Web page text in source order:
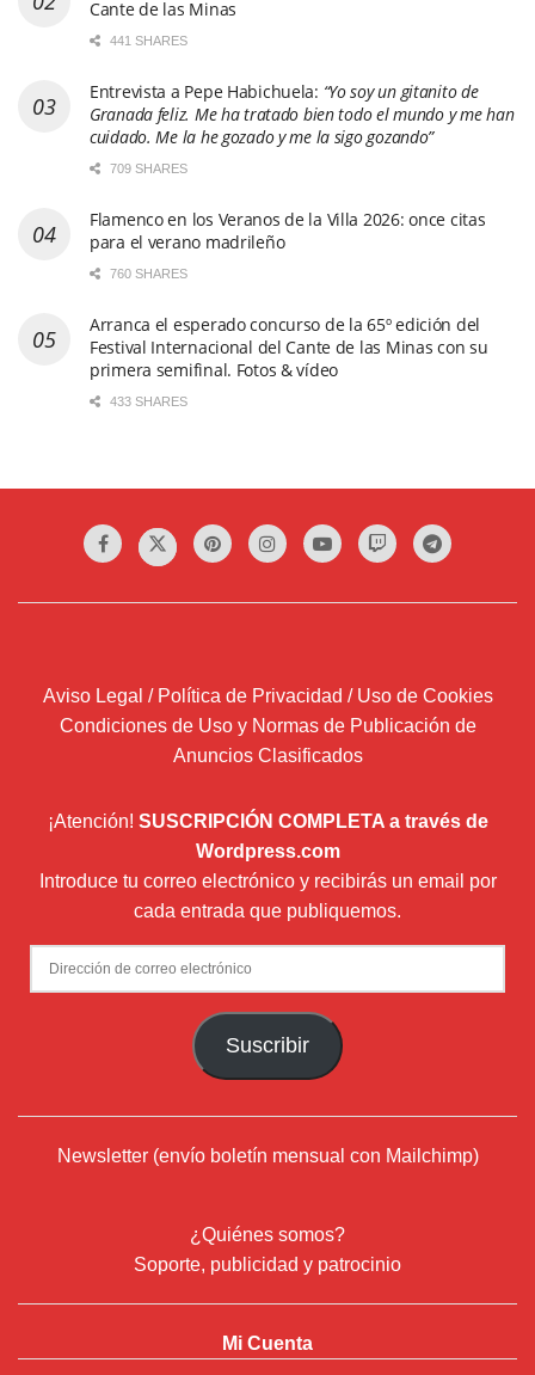
Cante de las Minas
441 SHARES
Entrevista a Pepe Habichuela: “Yo soy un gitanito de
Granada feliz. Me ha tratado bien todo el mundo y me han
cuidado. Me la he gozado y me la sigo gozando”
709 SHARES
Flamenco en los Veranos de la Villa 2026: once citas
para el verano madrileño
760 SHARES
Arranca el esperado concurso de la 65º edición del
Festival Internacional del Cante de las Minas con su
primera semifinal. Fotos & vídeo
433 SHARES
Aviso Legal / Política de Privacidad / Uso de Cookies
Condiciones de Uso y Normas de Publicación de
Anuncios Clasificados
¡Atención! SUSCRIPCIÓN COMPLETA a través de
Wordpress.com
Introduce tu correo electrónico y recibirás un email por
cada entrada que publiquemos.
Dirección
de
Suscribir
Newsletter (envío boletín mensual con Mailchimp)
¿Quiénes somos?
Soporte, publicidad y patrocinio
Mi Cuenta